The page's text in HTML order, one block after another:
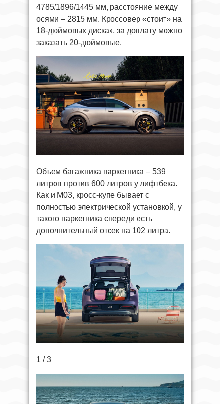
4785/1896/1445 мм, расстояние между
осями – 2815 мм. Кроссовер «стоит» на
18-дюймовых дисках, за доплату можно
заказать 20-дюймовые.
Объем багажника паркетника – 539
литров против 600 литров у лифтбека.
Как и M03, кросс-купе бывает с
полностью электрической установкой, у
такого паркетника спереди есть
дополнительный отсек на 102 литра.
1 / 3